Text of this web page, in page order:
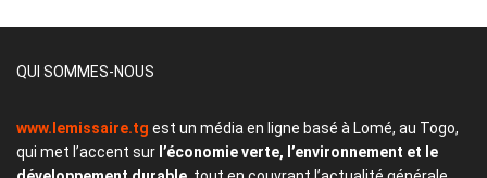
QUI SOMMES-NOUS
www.lemissaire.tg est un média en ligne basé à Lomé, au Togo,
qui met l’accent sur l’économie verte, l’environnement et le